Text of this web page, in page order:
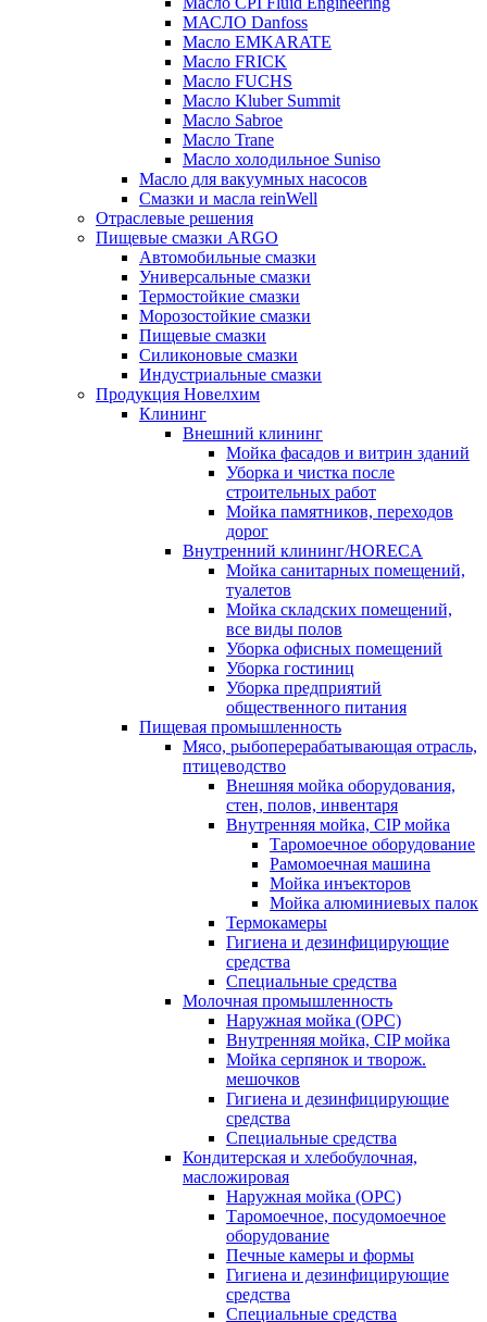
МАСЛО Danfoss
Масло EMKARATE
Масло FRICK
Масло FUCHS
Масло Kluber Summit
Масло Sabroe
Масло Trane
Масло холодильное Suniso
Масло для вакуумных насосов
Смазки и масла reinWell
Отраслевые решения
Пищевые смазки ARGO
Автомобильные смазки
Универсальные смазки
Термостойкие смазки
Морозостойкие смазки
Пищевые смазки
Силиконовые смазки
Индустриальные смазки
Продукция Новелхим
Клининг
Внешний клининг
Мойка фасадов и витрин зданий
Уборка и чистка после
строительных работ
Мойка памятников, переходов
дорог
Внутренний клининг/HORECA
Мойка санитарных помещений,
туалетов
Мойка складских помещений,
все виды полов
Уборка офисных помещений
Уборка гостиниц
Уборка предприятий
общественного питания
Пищевая промышленность
Мясо, рыбоперерабатывающая отрасль,
птицеводство
Внешняя мойка оборудования,
стен, полов, инвентаря
Внутренняя мойка, CIP мойка
Таромоечное оборудование
Рамомоечная машина
Мойка инъекторов
Мойка алюминиевых палок
Термокамеры
Гигиена и дезинфицирующие
средства
Специальные средства
Молочная промышленность
Наружная мойка (ОРС)
Внутренняя мойка, CIP мойка
Мойка серпянок и творож.
мешочков
Гигиена и дезинфицирующие
средства
Специальные средства
Кондитерская и хлебобулочная,
масложировая
Наружная мойка (ОРС)
Таромоечное, посудомоечное
оборудование
Печные камеры и формы
Гигиена и дезинфицирующие
средства
Специальные средства